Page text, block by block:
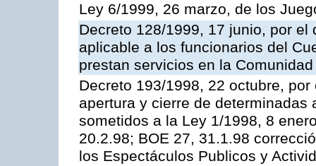
Ley 6/1999, 26 marzo, de los
Decreto 128/1999, 17 junio, por
aplicable a los funcionarios del
prestan servicios en la
Decreto 193/1998, 22 octubre,
apertura y cierre de
sometidos a la Ley 1/1998, 8
20.2.98; BOE 27, 31.1.98
los Espectáculos Publicos y